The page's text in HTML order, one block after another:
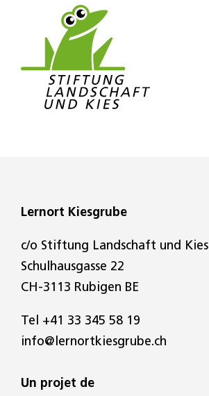
Lernort Kiesgrube
c/o Stiftung Landschaft und Kies
Schulhausgasse 22
CH-3113 Rubigen BE
Tel +41 33 345 58 19
info@lernortkiesgrube.ch
Un projet de